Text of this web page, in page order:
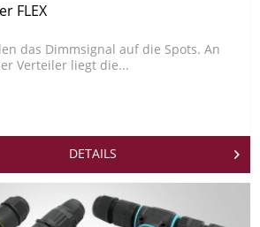
FLEX
das Dimmsignal auf die Spots. An
Verteiler liegt die...
DETAILS